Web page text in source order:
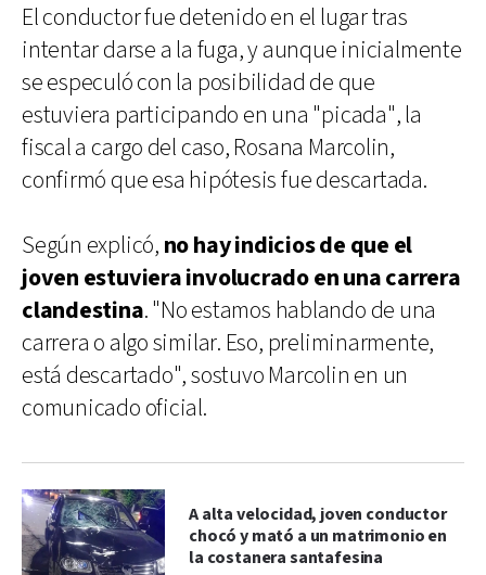
El conductor fue detenido en el lugar tras
intentar darse a la fuga, y aunque inicialmente
se especuló con la posibilidad de que
estuviera participando en una "picada", la
fiscal a cargo del caso, Rosana Marcolin,
confirmó que esa hipótesis fue descartada.
Según explicó, no hay indicios de que el
joven estuviera involucrado en una carrera
clandestina. "No estamos hablando de una
carrera o algo similar. Eso, preliminarmente,
está descartado", sostuvo Marcolin en un
comunicado oficial.
A alta velocidad, joven conductor
chocó y mató a un matrimonio en
la costanera santafesina